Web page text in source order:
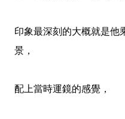
印象最深刻的大概就是他
景，
配上當時運鏡的感覺，